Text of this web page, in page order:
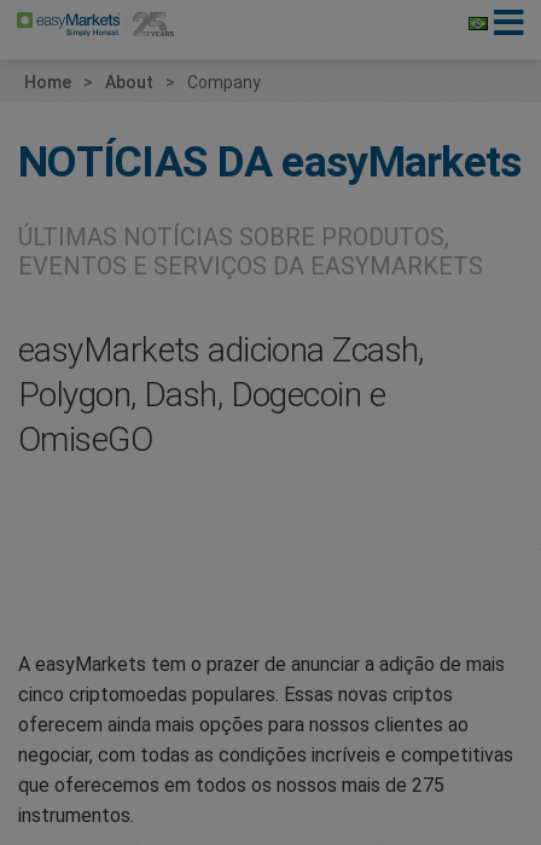
Home About Company
NOTÍCIAS DAeasyMarkets
ÚLTIMAS NOTÍCIAS SOBRE PRODUTOS,
EVENTOS E SERVIÇOS DA EASYMARKETS
easyMarkets adiciona Zcash,
Polygon, Dash, Dogecoin e
OmiseGO
A easyMarkets tem o prazer de anunciar a adição de mais
cinco criptomoedas populares. Essas novas criptos
oferecem ainda mais opções para nossos clientes ao
negociar, com todas as condições incríveis e competitivas
que oferecemos em todos os nossos mais de 275
instrumentos.